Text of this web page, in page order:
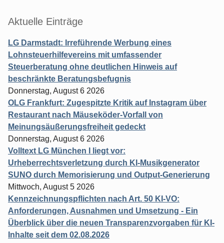
Aktuelle Einträge
LG Darmstadt: Irreführende Werbung eines
Lohnsteuerhilfevereins mit umfassender
Steuerberatung ohne deutlichen Hinweis auf
beschränkte Beratungsbefugnis
Donnerstag, August 6 2026
OLG Frankfurt: Zugespitzte Kritik auf Instagram über
Restaurant nach Mäuseköder-Vorfall von
Meinungsäußerungsfreiheit gedeckt
Donnerstag, August 6 2026
Volltext LG München I liegt vor:
Urheberrechtsverletzung durch KI-Musikgenerator
SUNO durch Memorisierung und Output-Generierung
Mittwoch, August 5 2026
Kennzeichnungspflichten nach Art. 50 KI-VO:
Anforderungen, Ausnahmen und Umsetzung - Ein
Überblick über die neuen Transparenzvorgaben für KI-
Inhalte seit dem 02.08.2026